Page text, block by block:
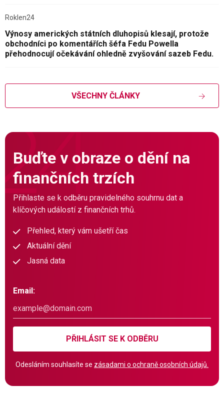
Roklen24
Výnosy amerických státních dluhopisů klesají, protože
obchodníci po komentářích šéfa Fedu Powella
přehodnocují očekávání ohledně zvyšování sazeb Fedu.
VŠECHNY ČLÁNKY
Buďte v obraze o dění na
finančních trzích
Přihlaste se k odběru pravidelného souhrnu dat a
klíčových událostí z finančních trhů.
Přehled, který vám ušetří čas
Aktuální dění
Jasná data
Email:
PŘIHLÁSIT SE K ODBĚRU
Odesláním souhlasíte se zásadami o ochraně osobních údajů.